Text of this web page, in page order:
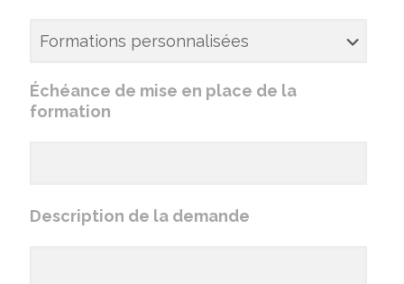
Échéance de mise en place de la
formation
Description de la demande